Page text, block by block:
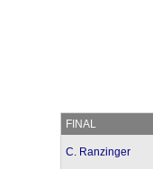
FINAL
C. Ranzinger